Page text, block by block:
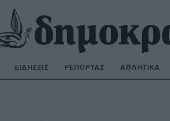
ΕΙΔΉΣΕΙΣ ΡΕΠΟΡΤΆΖ ΑΘΛΗΤΙΚΆ